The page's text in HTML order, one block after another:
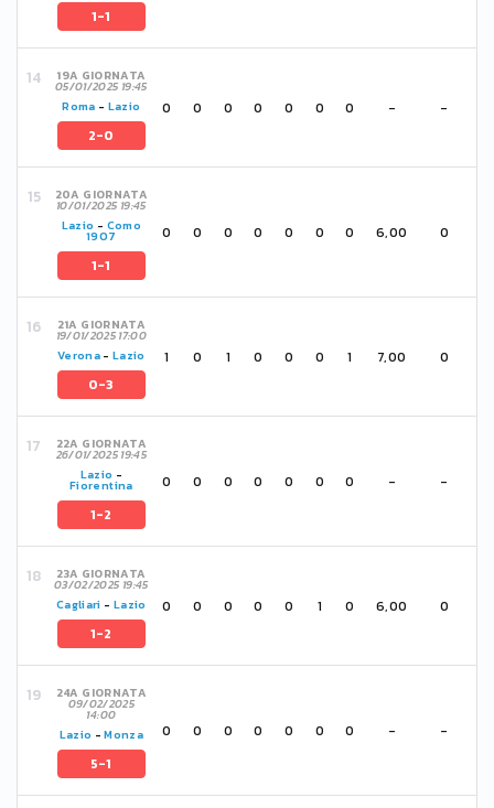
1-1
19A GIORNATA
05/01/2025 19:45
Roma - Lazio
2-0
0 0 0 0 0 0 0 - -
20A GIORNATA
10/01/2025 19:45
Lazio - Como
1907
1-1
0 0 0 0 0 0 0 6,00 0
21A GIORNATA
19/01/2025 17:00
Verona -Lazio
0-3
1 0 1 0 0 0 1 7,00 0
22A GIORNATA
26/01/2025 19:45
Lazio -
Fiorentina
1-2
0 0 0 0 0 0 0 - -
23A GIORNATA
03/02/2025 19:45
Cagliari - Lazio
1-2
0 0 0 0 0 1 0 6,00 0
24A GIORNATA
09/02/2025
14:00
Lazio -Monza
5-1
0 0 0 0 0 0 0 - -